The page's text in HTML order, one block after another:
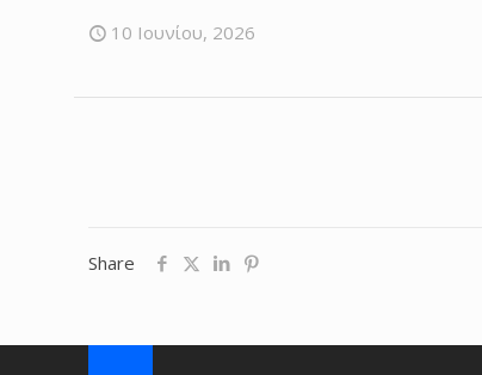
10 Ιουνίου, 2026
Share